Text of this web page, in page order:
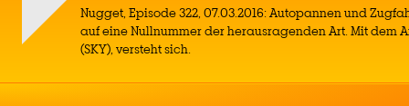
Nugget, Episode 322, 07.03.2016: Autopannen und
auf eine Nullnummer der herausragenden Art. Mit dem
(SKY), versteht sich.